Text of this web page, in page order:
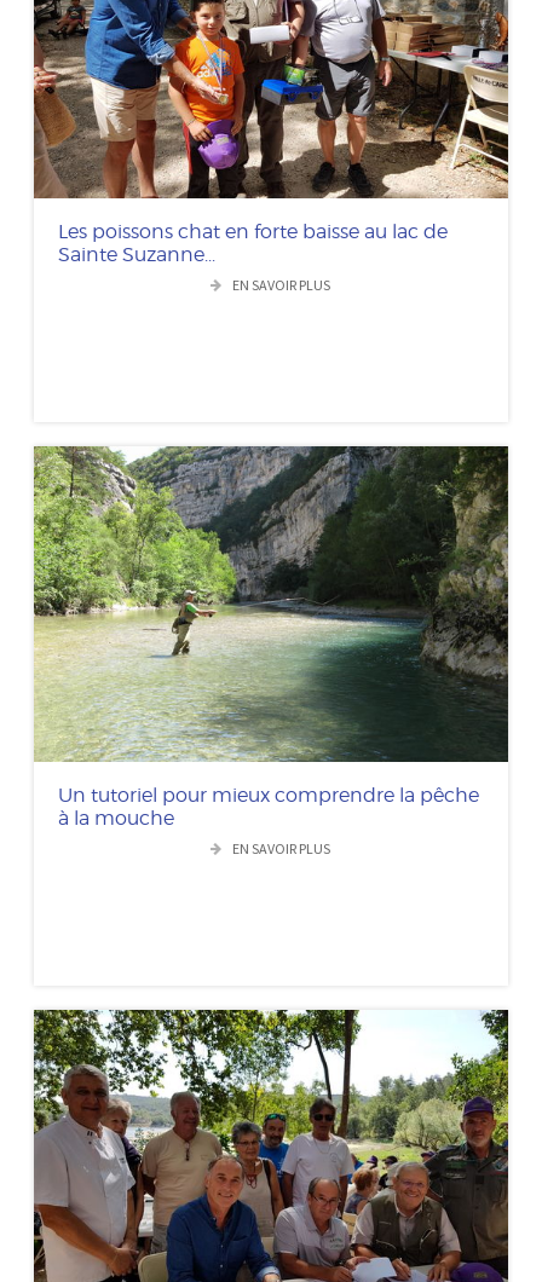
Les poissons chat en forte baisse au lac de
Sainte Suzanne...
EN SAVOIR PLUS
Un tutoriel pour mieux comprendre la pêche
à la mouche
EN SAVOIR PLUS